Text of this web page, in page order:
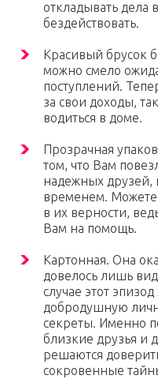
откладывать дела
бездействовать.
Красивый брусок
можно смело
поступлений.
за свои доходы,
водиться в доме.
Прозрачная
том, что Вам
надежных
временем. Можете
в их верности,
Вам на помощь.
Картонная. Она
довелось лишь
случае этот
добродушную
секреты. Именно
близкие друзья и
решаются
сокровенные